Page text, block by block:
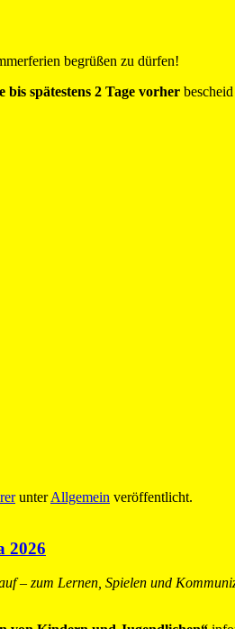
begrüßen zu dürfen!
bis spätestens 2 Tage vorher
unterAllgemein veröffentlicht.
2026
– zum Lernen, Spielen und